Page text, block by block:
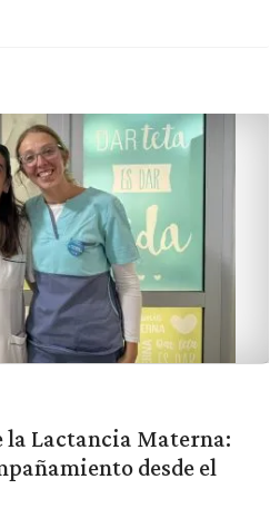
la Lactancia Materna:
desde el